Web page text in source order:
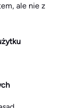
ale nie z